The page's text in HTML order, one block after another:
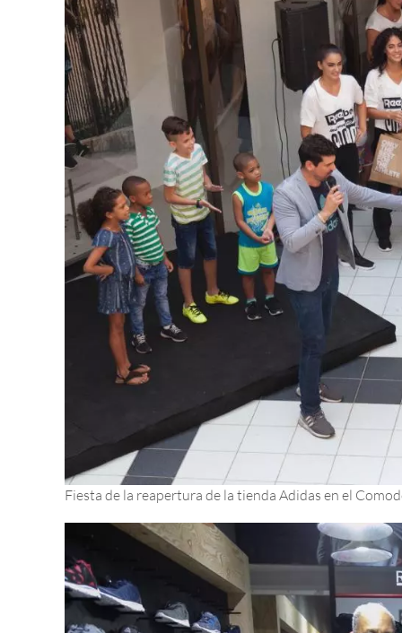
Fiesta de la reapertura de la tienda Adidas en el